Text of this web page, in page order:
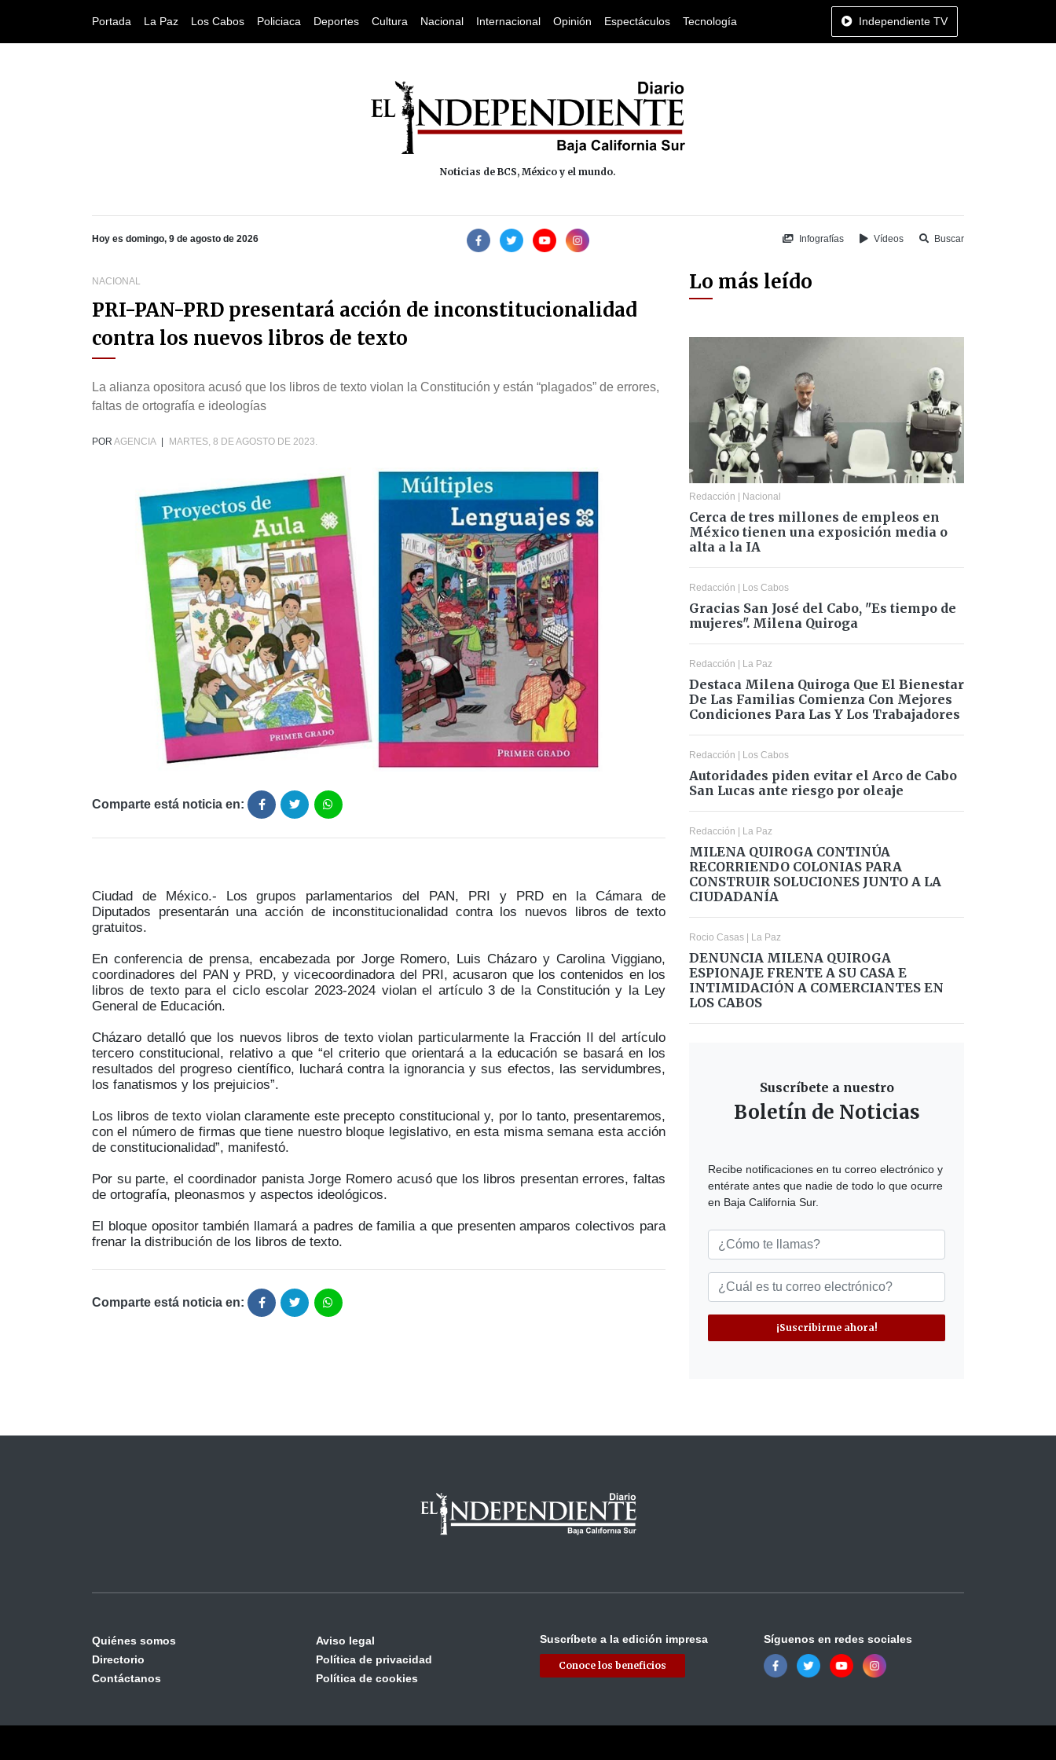
Portada La Paz Los Cabos Policiaca Deportes Cultura Nacional Internacional Opinión Espectáculos Tecnología Independiente TV
Noticias de BCS, México y el mundo.
Hoy es domingo, 9 de agosto de 2026 Infografías Vídeos Buscar
NACIONAL
PRI-PAN-PRD presentará acción de inconstitucionalidad
contra los nuevos libros de texto
La alianza opositora acusó que los libros de texto violan la Constitución y están “plagados” de errores,
faltas de ortografía e ideologías
POR AGENCIA MARTES, 8 DE AGOSTO DE 2023.
Comparte está noticia en:
Ciudad de México.- Los grupos parlamentarios del PAN, PRI y PRD en la Cámara de
Diputados presentarán una acción de inconstitucionalidad contra los nuevos libros de texto
gratuitos.
En conferencia de prensa, encabezada por Jorge Romero, Luis Cházaro y Carolina Viggiano,
coordinadores del PAN y PRD, y vicecoordinadora del PRI, acusaron que los contenidos en los
libros de texto para el ciclo escolar 2023-2024 violan el artículo 3 de la Constitución y la Ley
General de Educación.
Cházaro detalló que los nuevos libros de texto violan particularmente la Fracción II del artículo
tercero constitucional, relativo a que “el criterio que orientará a la educación se basará en los
resultados del progreso científico, luchará contra la ignorancia y sus efectos, las servidumbres,
los fanatismos y los prejuicios”.
Los libros de texto violan claramente este precepto constitucional y, por lo tanto, presentaremos,
con el número de firmas que tiene nuestro bloque legislativo, en esta misma semana esta acción
de constitucionalidad”, manifestó.
Por su parte, el coordinador panista Jorge Romero acusó que los libros presentan errores, faltas
de ortografía, pleonasmos y aspectos ideológicos.
El bloque opositor también llamará a padres de familia a que presenten amparos colectivos para
frenar la distribución de los libros de texto.
Comparte está noticia en:
Lo más leído
Redacción | Nacional
Cerca de tres millones de empleos en
México tienen una exposición media o
alta a la IA
Redacción | Los Cabos
Gracias San José del Cabo, "Es tiempo de
mujeres". Milena Quiroga
Redacción | La Paz
Destaca Milena Quiroga Que El Bienestar
De Las Familias Comienza Con Mejores
Condiciones Para Las Y Los Trabajadores
Redacción | Los Cabos
Autoridades piden evitar el Arco de Cabo
San Lucas ante riesgo por oleaje
Redacción | La Paz
MILENA QUIROGA CONTINÚA
RECORRIENDO COLONIAS PARA
CONSTRUIR SOLUCIONES JUNTO A LA
CIUDADANÍA
Rocio Casas | La Paz
DENUNCIA MILENA QUIROGA
ESPIONAJE FRENTE A SU CASA E
INTIMIDACIÓN A COMERCIANTES EN
LOS CABOS
Suscríbete a nuestro
Boletín de Noticias
Recibe notificaciones en tu correo electrónico y
entérate antes que nadie de todo lo que ocurre
en Baja California Sur.
¡Suscribirme ahora!
Quiénes somos
Directorio
Contáctanos
Aviso legal
Política de privacidad
Política de cookies
Suscríbete a la edición impresa
Conoce los beneficios
Síguenos en redes sociales